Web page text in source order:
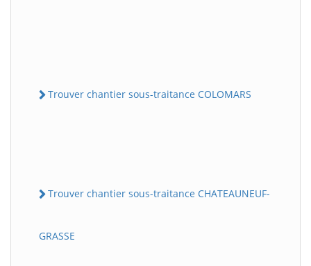
Trouver chantier sous-traitance COLOMARS
Trouver chantier sous-traitance CHATEAUNEUF-
GRASSE